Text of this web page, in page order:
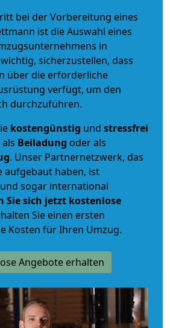
bei der Vorbereitung eines
ist die Auswahl eines
in
sicherzustellen, dass
über die erforderliche
verfügt, um den
durchzuführen.
kostengünstig und stressfrei
als Beiladung oder als
. Unser Partnernetzwerk, das
aufgebaut haben, ist
sogar international
Sie sich jetzt kostenlose
Sie einen ersten
Kosten für Ihren Umzug.
Angebote erhalten